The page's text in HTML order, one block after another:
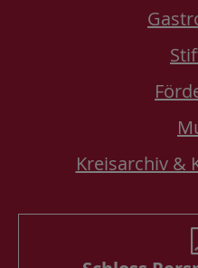
Kreisarchiv &